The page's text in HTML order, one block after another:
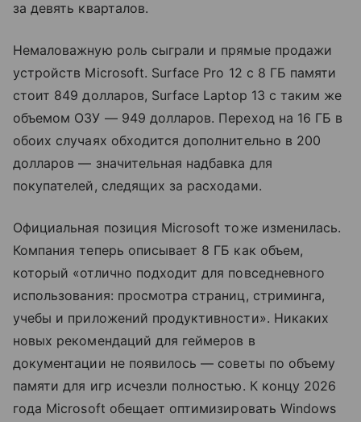
за девять кварталов.
Немаловажную роль сыграли и прямые продажи
устройств Microsoft. Surface Pro 12 с 8 ГБ памяти
стоит 849 долларов, Surface Laptop 13 с таким же
объемом ОЗУ — 949 долларов. Переход на 16 ГБ в
обоих случаях обходится дополнительно в 200
долларов — значительная надбавка для
покупателей, следящих за расходами.
Официальная позиция Microsoft тоже изменилась.
Компания теперь описывает 8 ГБ как объем,
который «отлично подходит для повседневного
использования: просмотра страниц, стриминга,
учебы и приложений продуктивности». Никаких
новых рекомендаций для геймеров в
документации не появилось — советы по объему
памяти для игр исчезли полностью. К концу 2026
года Microsoft обещает оптимизировать Windows